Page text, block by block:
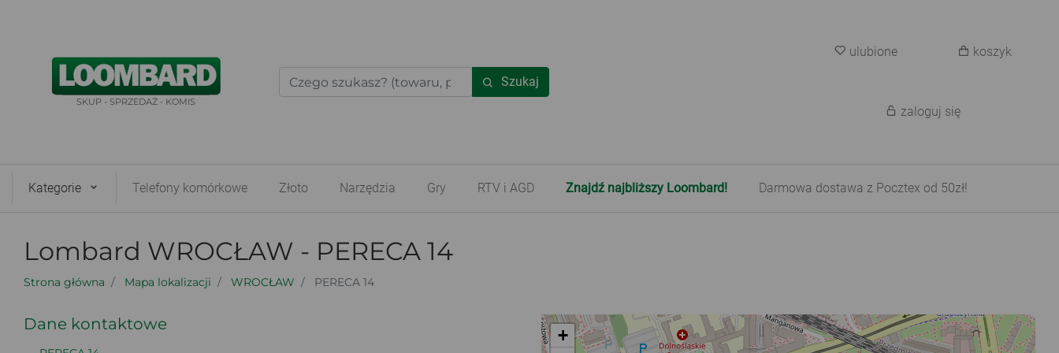
SKUP - SPRZEDAŻ - KOMIS
Szukaj
ulubione koszyk
zaloguj się
Kategorie Telefony komórkowe Złoto Narzędzia Gry RTV i AGD Znajdź najbliższy Loombard! Darmowa dostawa z Pocztex od 50zł!
Lombard WROCŁAW - PERECA 14
Strona główna Mapa lokalizacji WROCŁAW PERECA 14
Dane kontaktowe
+